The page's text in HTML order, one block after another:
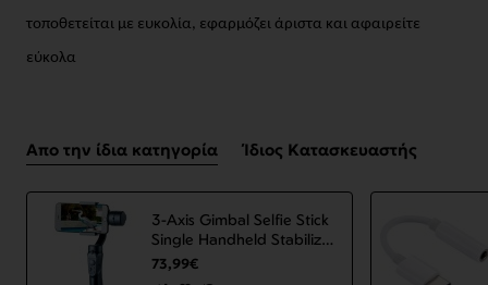
τοποθετείται με ευκολία, εφαρμόζει άριστα και αφαιρείτε
εύκολα
Απο την ίδια κατηγορία Ίδιος Κατασκευαστής
3-Axis Gimbal Selfie Stick
Single Handheld Stabilizer
for Phone Gimbal
73,99€